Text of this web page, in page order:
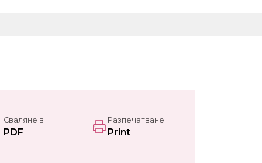
Сваляне в
PDF
Разпечатване
Print